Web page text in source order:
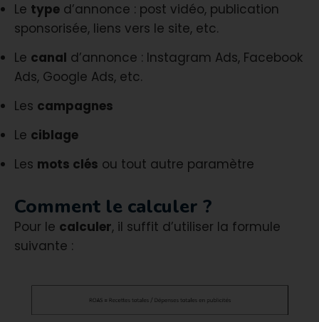
Le type d’annonce : post vidéo, publication
sponsorisée, liens vers le site, etc.
Le canal d’annonce : Instagram Ads, Facebook
Ads, Google Ads, etc.
Les campagnes
Le ciblage
Les mots clés ou tout autre paramètre
Comment le calculer ?
Pour le calculer, il suffit d’utiliser la formule
suivante :